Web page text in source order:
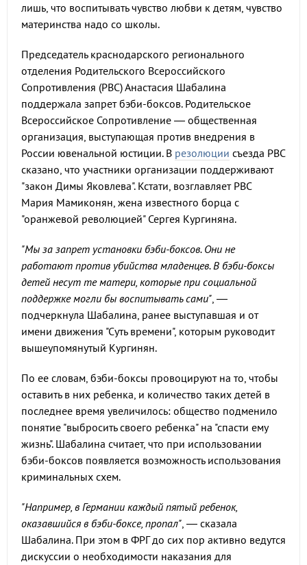
лишь, что воспитывать чувство любви к детям, чувство
материнства надо со школы.
Председатель краснодарского регионального
отделения Родительского Всероссийского
Сопротивления (РВС) Анастасия Шабалина
поддержала запрет бэби-боксов. Родительское
Всероссийское Сопротивление — общественная
организация, выступающая против внедрения в
России ювенальной юстиции. В резолюции съезда РВС
сказано, что участники организации поддерживают
"закон Димы Яковлева". Кстати, возглавляет РВС
Мария Мамиконян, жена известного борца с
"оранжевой революцией" Сергея Кургиняна.
"Мы за запрет установки бэби-боксов. Они не
работают против убийства младенцев. В бэби-боксы
детей несут те матери, которые при социальной
поддержке могли бы воспитывать сами", —
подчеркнула Шабалина, ранее выступавшая и от
имени движения "Суть времени", которым руководит
вышеупомянутый Кургинян.
По ее словам, бэби-боксы провоцируют на то, чтобы
оставить в них ребенка, и количество таких детей в
последнее время увеличилось: общество подменило
понятие "выбросить своего ребенка" на "спасти ему
жизнь". Шабалина считает, что при использовании
бэби-боксов появляется возможность использования
криминальных схем.
"Например, в Германии каждый пятый ребенок,
оказавшийся в бэби-боксе, пропал", — сказала
Шабалина. При этом в ФРГ до сих пор активно ведутся
дискуссии о необходимости наказания для